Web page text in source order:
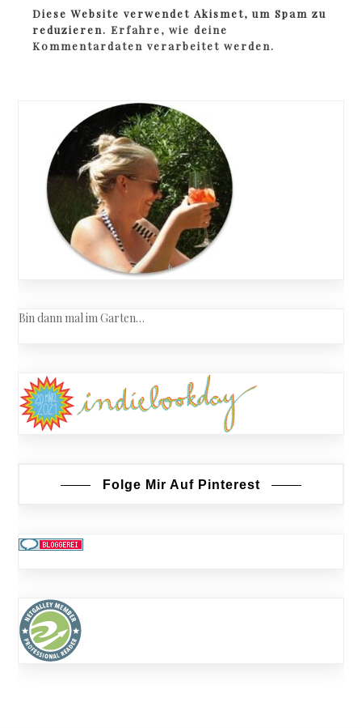
Diese Website verwendet Akismet, um Spam zu
reduzieren.Erfahre, wie deine
Kommentardaten verarbeitet werden.
Bin dann mal im Garten…
Folge Mir Auf Pinterest